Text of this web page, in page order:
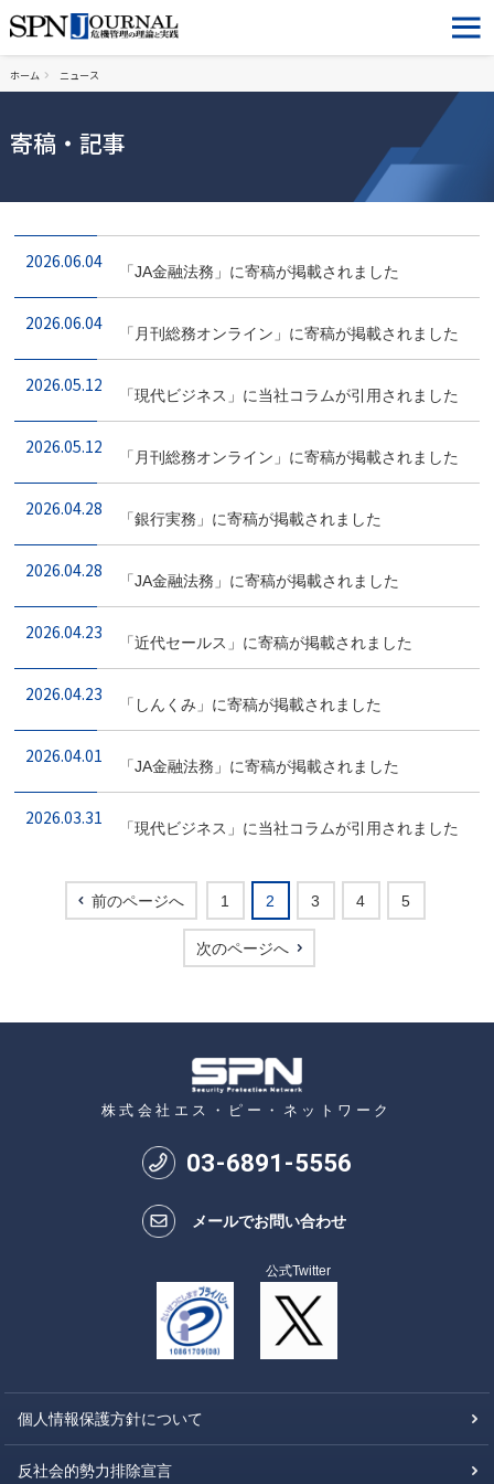
ホーム ニュース
寄稿・記事
2026.06.04 「JA金融法務」に寄稿が掲載されました
2026.06.04 「月刊総務オンライン」に寄稿が掲載されました
2026.05.12 「現代ビジネス」に当社コラムが引用されました
2026.05.12 「月刊総務オンライン」に寄稿が掲載されました
2026.04.28 「銀行実務」に寄稿が掲載されました
2026.04.28 「JA金融法務」に寄稿が掲載されました
2026.04.23 「近代セールス」に寄稿が掲載されました
2026.04.23 「しんくみ」に寄稿が掲載されました
2026.04.01 「JA金融法務」に寄稿が掲載されました
2026.03.31 「現代ビジネス」に当社コラムが引用されました
前のページへ 1 2 3 4 5
次のページへ
株式会社エス・ピー・ネットワーク
03-6891-5556
メールでお問い合わせ
公式Twitter
個人情報保護方針について
反社会的勢力排除宣言